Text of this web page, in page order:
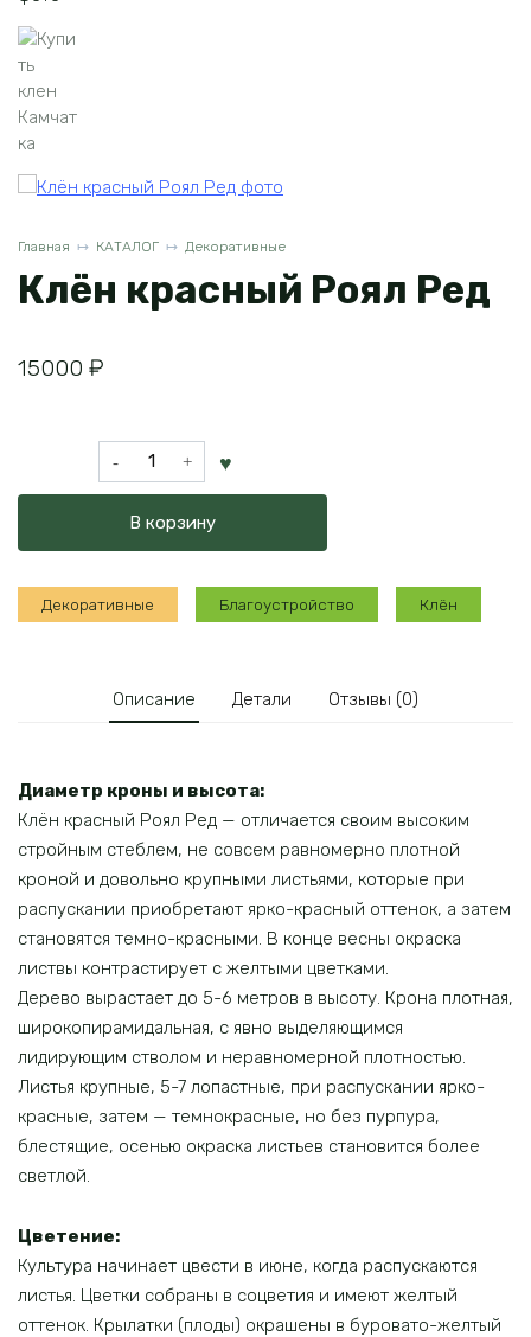
Главная КАТАЛОГ Декоративные
Клён красный Роял Ред
15000 ₽
Количество
товара
красный
Роял
Ред
В корзину
Декоративные Благоустройство Клён
Описание Детали Отзывы (0)
Диаметр кроны и высота:
Клён красный Роял Ред — отличается своим высоким
стройным стеблем, не совсем равномерно плотной
кроной и довольно крупными листьями, которые при
распускании приобретают ярко-красный оттенок, а затем
становятся темно-красными. В конце весны окраска
листвы контрастирует с желтыми цветками.
Дерево вырастает до 5-6 метров в высоту. Крона плотная,
широкопирамидальная, с явно выделяющимся
лидирующим стволом и неравномерной плотностью.
Листья крупные, 5-7 лопастные, при распускании ярко-
красные, затем — темнокрасные, но без пурпура,
блестящие, осенью окраска листьев становится более
светлой.
Цветение:
Культура начинает цвести в июне, когда распускаются
листья. Цветки собраны в соцветия и имеют желтый
оттенок. Крылатки (плоды) окрашены в буровато-желтый